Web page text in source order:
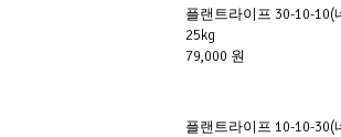
플랜트라이프 30-10-10(
25kg
79,000 원
플랜트라이프 10-10-30(